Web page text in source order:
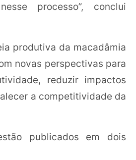
processo”, conclui
produtiva da macadâmia
novas perspectivas para
reduzir impactos
a competitividade da
publicados em dois